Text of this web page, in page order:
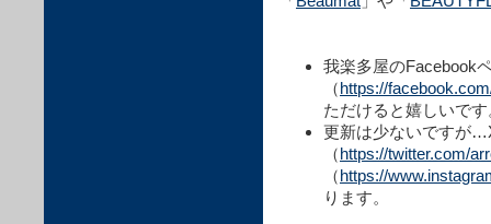
我楽多屋のFacebook
（https://
ただけると嬉しいです
更新は少ないですが
（https://twitter.com/
（https://
ります。